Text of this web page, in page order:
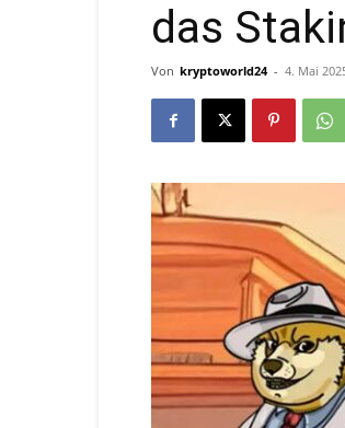
das
Von kryptoworld24 - 4. Mai